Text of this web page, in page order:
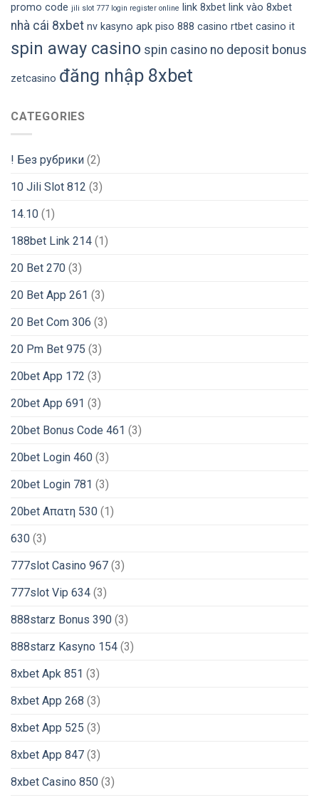
promo code jili slot 777 login register online link 8xbet link vào 8xbet
nhà cái 8xbet nv kasyno apk piso 888 casino rtbet casino it
spin away casino spin casino no deposit bonus
zetcasino đăng nhập 8xbet
CATEGORIES
! Без рубрики (2)
10 Jili Slot 812 (3)
14.10 (1)
188bet Link 214 (1)
20 Bet 270 (3)
20 Bet App 261 (3)
20 Bet Com 306 (3)
20 Pm Bet 975 (3)
20bet App 172 (3)
20bet App 691 (3)
20bet Bonus Code 461 (3)
20bet Login 460 (3)
20bet Login 781 (3)
20bet Απατη 530 (1)
630 (3)
777slot Casino 967 (3)
777slot Vip 634 (3)
888starz Bonus 390 (3)
888starz Kasyno 154 (3)
8xbet Apk 851 (3)
8xbet App 268 (3)
8xbet App 525 (3)
8xbet App 847 (3)
8xbet Casino 850 (3)